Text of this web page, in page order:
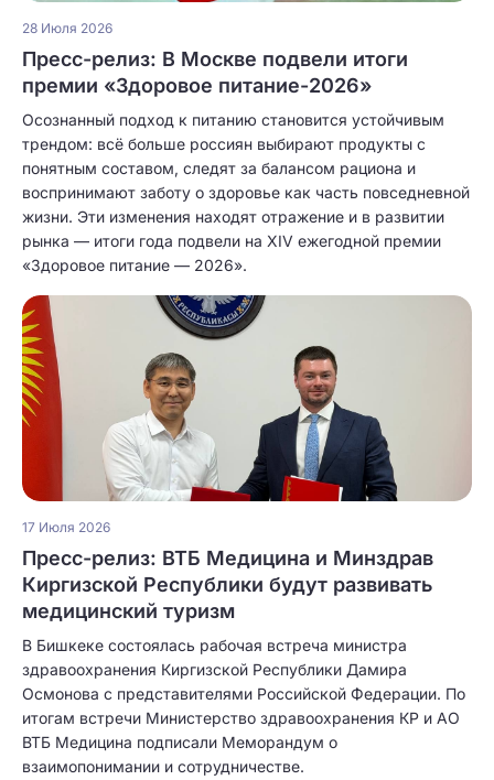
28 Июля 2026
Пресс-релиз: В Москве подвели итоги
премии «Здоровое питание-2026»
Осознанный подход к питанию становится устойчивым
трендом: всё больше россиян выбирают продукты с
понятным составом, следят за балансом рациона и
воспринимают заботу о здоровье как часть повседневной
жизни. Эти изменения находят отражение и в развитии
рынка — итоги года подвели на XIV ежегодной премии
«Здоровое питание — 2026».
17 Июля 2026
Пресс-релиз: ВТБ Медицина и Минздрав
Киргизской Республики будут развивать
медицинский туризм
В Бишкеке состоялась рабочая встреча министра
здравоохранения Киргизской Республики Дамира
Осмонова с представителями Российской Федерации. По
итогам встречи Министерство здравоохранения КР и АО
ВТБ Медицина подписали Меморандум о
взаимопонимании и сотрудничестве.